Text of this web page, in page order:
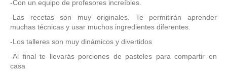
-Con un equipo de profesores increíbles.
-Las recetas son muy originales. Te permitirán aprender
muchas técnicas y usar muchos ingredientes diferentes.
-Los talleres son muy dinámicos y divertidos
-Al final te llevarás porciones de pasteles para compartir en
casa